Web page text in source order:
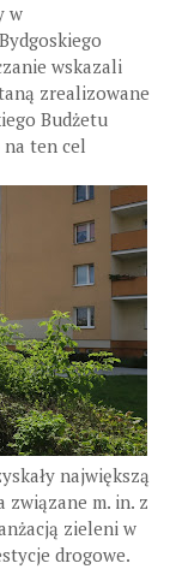
w
wskazali
zrealizowane
Budżetu
na ten cel
największą
związane m. in. z
zieleni w
drogowe.